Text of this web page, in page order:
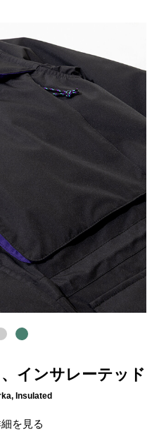
インサレーテッド
Insulated
を見る